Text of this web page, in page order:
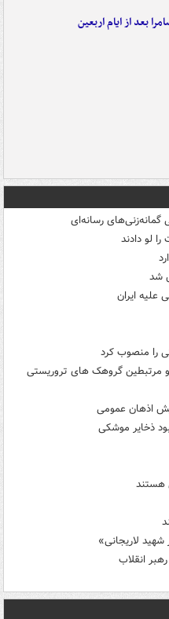
بعد از ایام اربعین
گمانه‌زنی‌های رسانه‌ای
لو دادند
علیه ایران
را منصوب کرد
ذخایر موشکی
هستند
لاریجانی»